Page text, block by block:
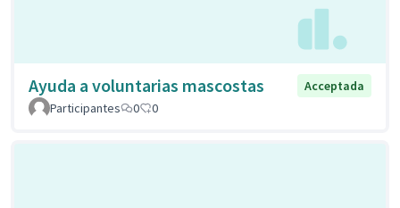
Ayuda a voluntarias mascostas
Acceptada
Participantes
0 0